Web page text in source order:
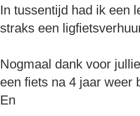
In tussentijd had ik een
straks een
Nogmaal dank voor
een fiets na 4 jaar weer
En